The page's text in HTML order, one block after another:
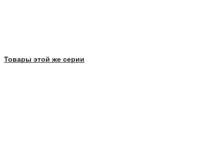
Товары этой же серии